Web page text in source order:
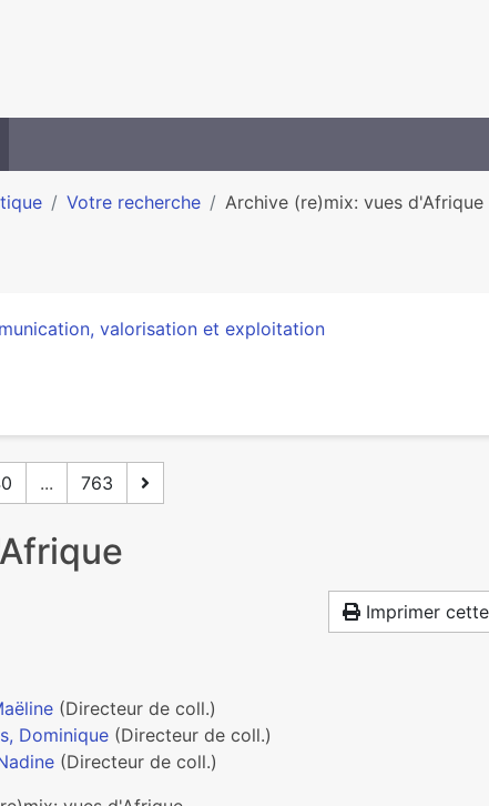
Votre recherche Archive (re)mix: vues d'Afrique
valorisation et exploitation
... 763
Imprimer
(Directeur de coll.)
Dominique (Directeur de coll.)
(Directeur de coll.)